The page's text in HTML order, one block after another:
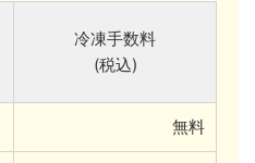
冷凍手数料
(税込)
無料